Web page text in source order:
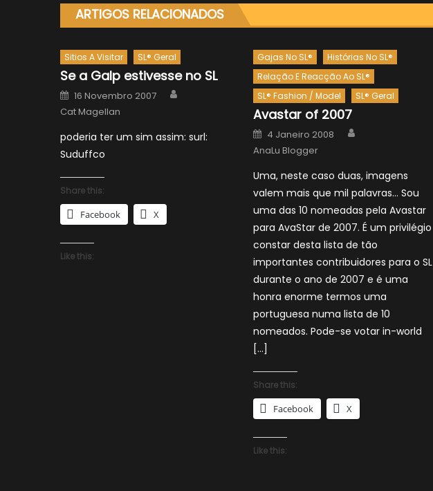
ARTIGOS RELACIONADOS
Sitios A Visitar SL® Geral
Se a Galp estivesse no SL
Posted
on
16 Novembro 2007
Cat Magellan
poderia ter um sim assim: surl:
Suduffco
Share this:
Facebook X
Like this:
Gajas No SL®
Histórias No SL®
Relação E Reacção Ao SL®
SL® Fashion / Model
SL® Geral
Avastar of 2007
Posted
on
4 Janeiro 2008
AnaLu Blogger
Uma, neste caso duas, imagens
valem mais que mil palavras… Sou
uma das 10 nomeadas pela Avastar
para AvaStar de 2007. É um privilégio
constar desta lista de tão
importantes contribuidores para o SL
durante o ano de 2007 e é uma
honra enorme termos uma
portuguesa numa lista de 10
nomeados. Pode-se votar in-world
[…]
Share this:
Facebook X
Like this: